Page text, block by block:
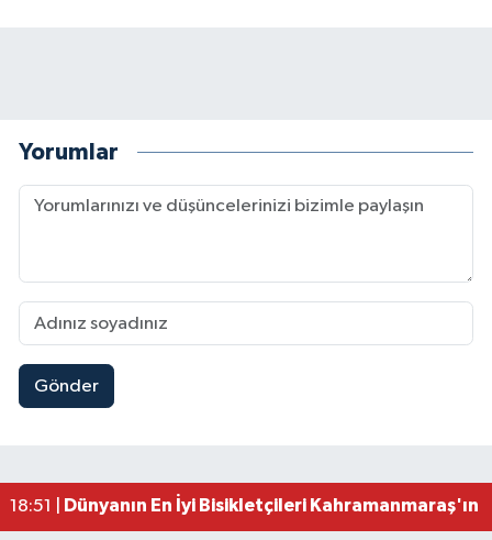
Yorumlar
Gönder
19:49 |Mersin'de Tatil Kabusu! Kahramanmaraşlı
18:51 |
Dünyanın En İyi Bisikletçileri Kahramanmaraş'ın
Kahramanmaraş'ta Zehir Tacirlerine Eş Zamanlı